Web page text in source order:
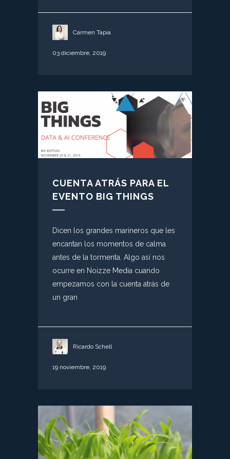
Carmen Tapia
03 diciembre, 2019
CUENTA ATRÁS PARA EL
EVENTO BIG THINGS
Dicen los grandes marineros que les
encantan los momentos de calma
antes de la tormenta. Algo así nos
ocurre en Noizze Media cuando
empezamos con la cuenta atrás de
un gran
Ricardo Schell
19 noviembre, 2019